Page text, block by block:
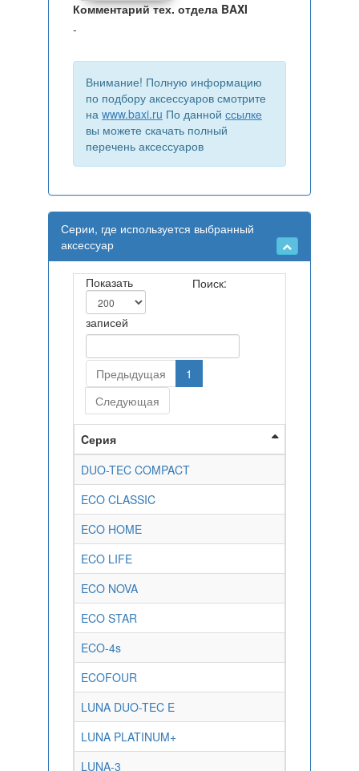
Комментарий тех. отдела BAXI
-
Внимание! Полную информацию
по подбору аксессуаров смотрите
на www.baxi.ru По данной ссылке
вы можете скачать полный
перечень аксессуаров
Серии, где используется выбранный
аксессуар
Показать
записей
Поиск:
Предыдущая
1
Следующая
Cерия
DUO-TEC COMPACT
ECO CLASSIC
ECO HOME
ECO LIFE
ECO NOVA
ECO STAR
ECO-4s
ECOFOUR
LUNA DUO-TEC E
LUNA PLATINUM+
LUNA-3